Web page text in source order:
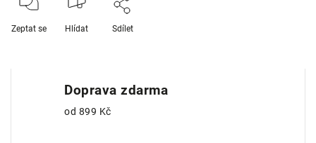
Zeptat se Hlídat Sdílet
Doprava zdarma
od 899 Kč